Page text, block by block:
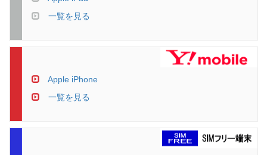
一覧を見る
Apple iPhone
一覧を見る